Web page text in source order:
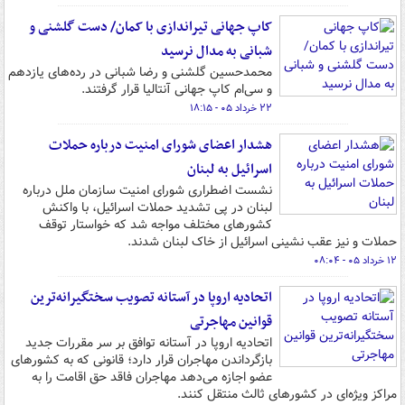
کاپ جهانی تیراندازی با کمان/ دست گلشنی و
شبانی به مدال نرسید
محمدحسین گلشنی و رضا شبانی در رده‌های یازدهم
و سی‌ام کاپ جهانی آنتالیا قرار گرفتند.
۲۲ خرداد ۰۵ - ۱۸:۱۵
هشدار اعضای شورای امنیت درباره حملات
اسرائیل به لبنان
نشست اضطراری شورای امنیت سازمان ملل درباره
لبنان در پی تشدید حملات اسرائیل، با واکنش
کشورهای مختلف مواجه شد که خواستار توقف
حملات و نیز عقب نشینی اسرائیل از خاک لبنان شدند.
۱۲ خرداد ۰۵ - ۰۸:۰۴
اتحادیه اروپا در آستانه تصویب سختگیرانه‌ترین
قوانین مهاجرتی
اتحادیه اروپا در آستانه توافق بر سر مقررات جدید
بازگرداندن مهاجران قرار دارد؛ قانونی که به کشورهای
عضو اجازه می‌دهد مهاجران فاقد حق اقامت را به
مراکز ویژه‌ای در کشورهای ثالث منتقل کنند.